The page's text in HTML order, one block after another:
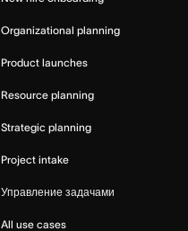
Organizational planning
Product launches
Resource planning
Strategic planning
Project intake
Управление задачами
All use cases